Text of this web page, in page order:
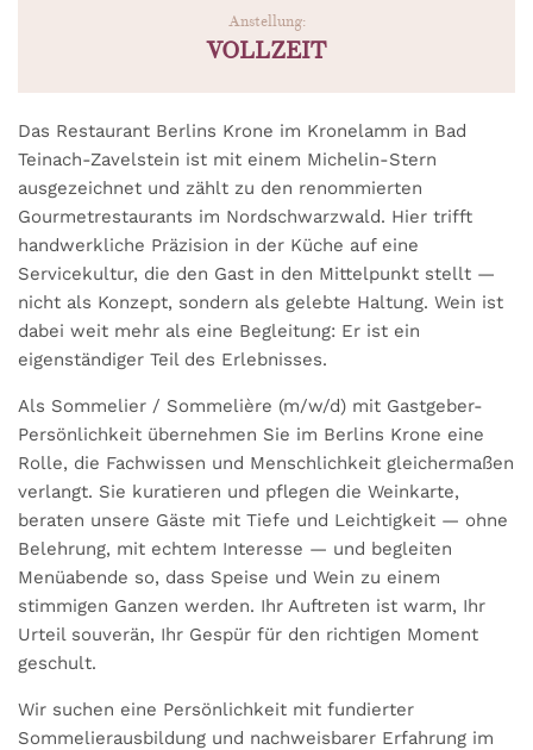
Anstellung:
VOLLZEIT
Das Restaurant Berlins Krone im Kronelamm in Bad
Teinach-Zavelstein ist mit einem Michelin-Stern
ausgezeichnet und zählt zu den renommierten
Gourmetrestaurants im Nordschwarzwald. Hier trifft
handwerkliche Präzision in der Küche auf eine
Servicekultur, die den Gast in den Mittelpunkt stellt —
nicht als Konzept, sondern als gelebte Haltung. Wein ist
dabei weit mehr als eine Begleitung: Er ist ein
eigenständiger Teil des Erlebnisses.
Als Sommelier / Sommelière (m/w/d) mit Gastgeber-
Persönlichkeit übernehmen Sie im Berlins Krone eine
Rolle, die Fachwissen und Menschlichkeit gleichermaßen
verlangt. Sie kuratieren und pflegen die Weinkarte,
beraten unsere Gäste mit Tiefe und Leichtigkeit — ohne
Belehrung, mit echtem Interesse — und begleiten
Menüabende so, dass Speise und Wein zu einem
stimmigen Ganzen werden. Ihr Auftreten ist warm, Ihr
Urteil souverän, Ihr Gespür für den richtigen Moment
geschult.
Wir suchen eine Persönlichkeit mit fundierter
Sommelierausbildung und nachweisbarer Erfahrung im